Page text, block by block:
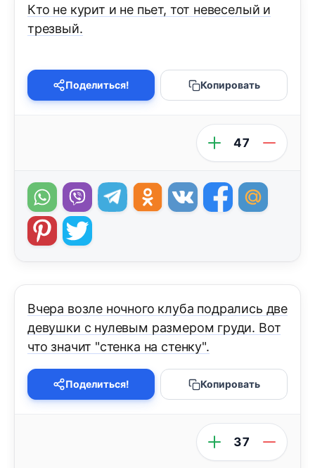
Кто не курит и не пьет, тот невеселый и
трезвый.
Поделиться! Копировать
47
Вчера возле ночного клуба подрались две
девушки с нулевым размером груди. Вот
что значит "стенка на стенку".
Поделиться! Копировать
37